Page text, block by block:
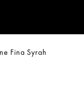
Fina Syrah